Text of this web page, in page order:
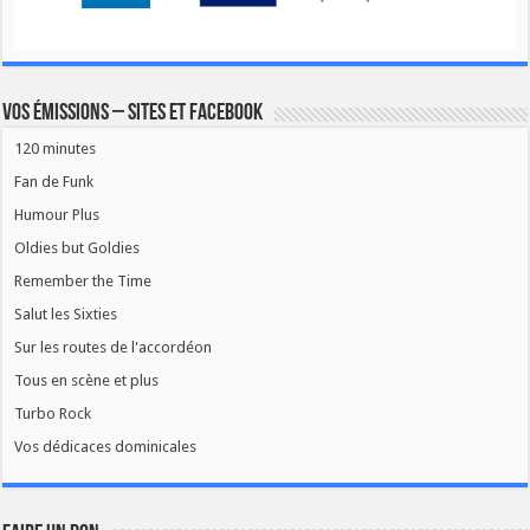
Vos émissions – Sites et Facebook
120 minutes
Fan de Funk
Humour Plus
Oldies but Goldies
Remember the Time
Salut les Sixties
Sur les routes de l'accordéon
Tous en scène et plus
Turbo Rock
Vos dédicaces dominicales